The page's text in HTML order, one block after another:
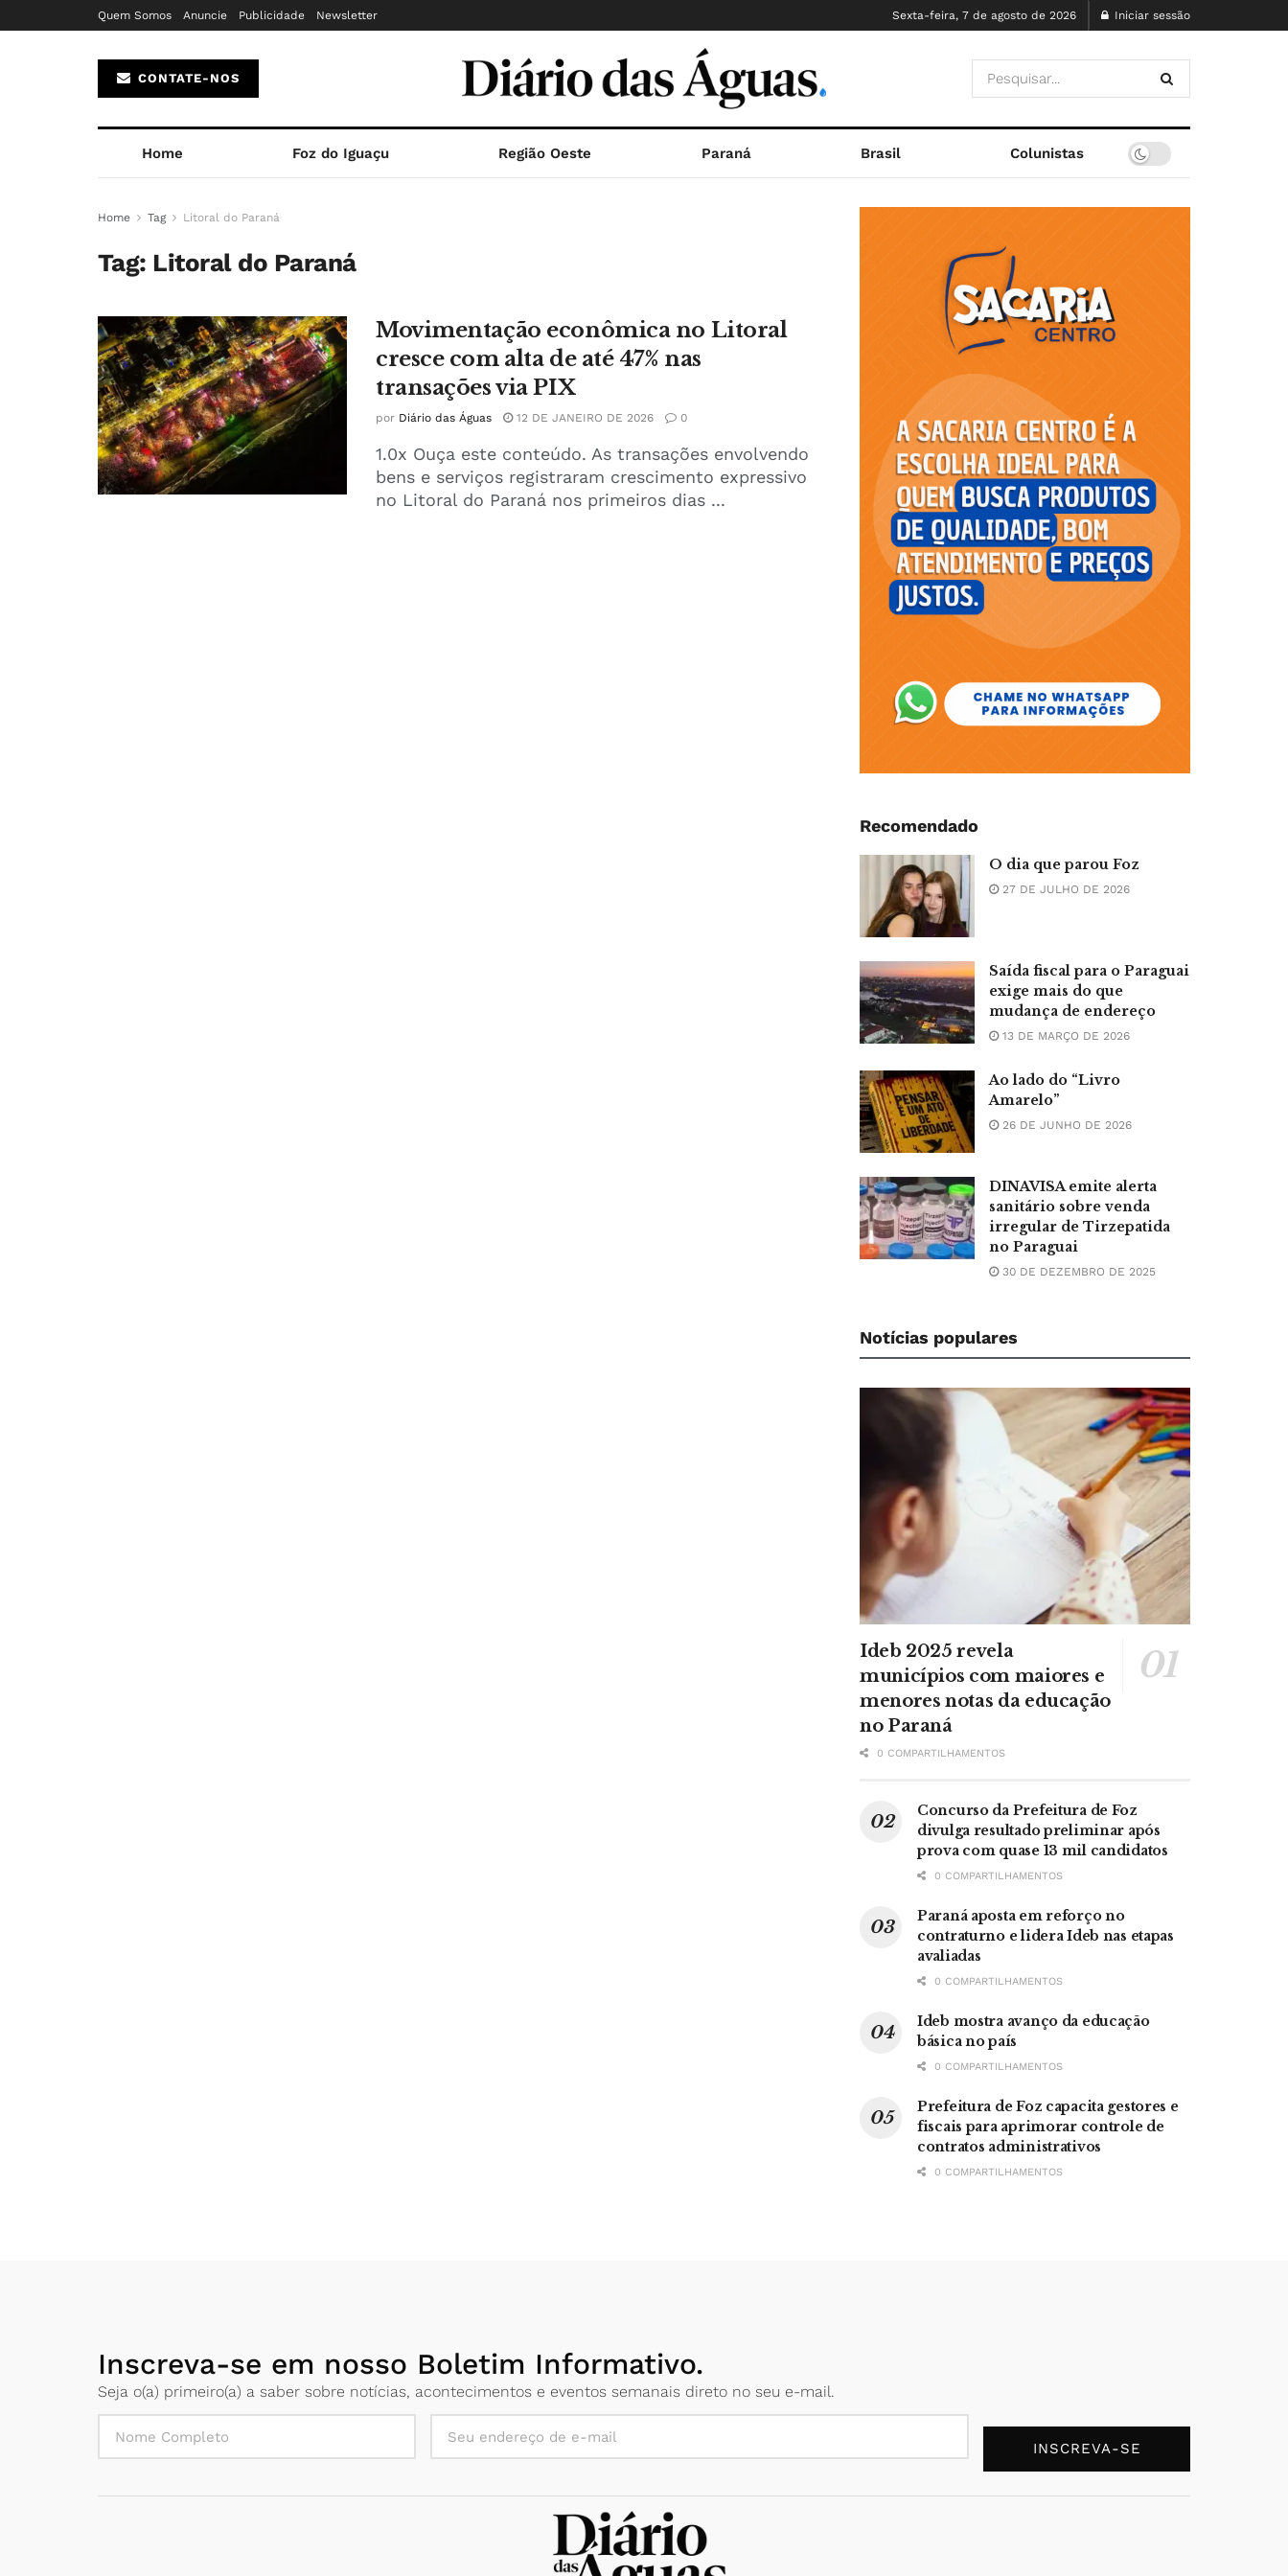
Quem Somos Anuncie Publicidade Newsletter Sexta-feira, 7 de agosto de 2026 Iniciar sessão
CONTATE-NOS
Home Foz do Iguaçu Região Oeste Paraná Brasil Colunistas
Home Tag Litoral do Paraná
Tag: Litoral do Paraná
Movimentação econômica no Litoral
cresce com alta de até 47% nas
transações via PIX
por Diário das Águas 12 DE JANEIRO DE 2026 0
1.0x Ouça este conteúdo. As transações envolvendo
bens e serviços registraram crescimento expressivo
no Litoral do Paraná nos primeiros dias ...
Recomendado
O dia que parou Foz
27 DE JULHO DE 2026
Saída fiscal para o Paraguai
exige mais do que
mudança de endereço
13 DE MARÇO DE 2026
Ao lado do “Livro
Amarelo”
26 DE JUNHO DE 2026
DINAVISA emite alerta
sanitário sobre venda
irregular de Tirzepatida
no Paraguai
30 DE DEZEMBRO DE 2025
Notícias populares
Ideb 2025 revela
municípios com maiores e
menores notas da educação
no Paraná
0 COMPARTILHAMENTOS
Concurso da Prefeitura de Foz
divulga resultado preliminar após
prova com quase 13 mil candidatos
0 COMPARTILHAMENTOS
Paraná aposta em reforço no
contraturno e lidera Ideb nas etapas
avaliadas
0 COMPARTILHAMENTOS
Ideb mostra avanço da educação
básica no país
0 COMPARTILHAMENTOS
Prefeitura de Foz capacita gestores e
fiscais para aprimorar controle de
contratos administrativos
0 COMPARTILHAMENTOS
Inscreva-se em nosso Boletim Informativo.
Seja o(a) primeiro(a) a saber sobre notícias, acontecimentos e eventos semanais direto no seu e-mail.
INSCREVA-SE